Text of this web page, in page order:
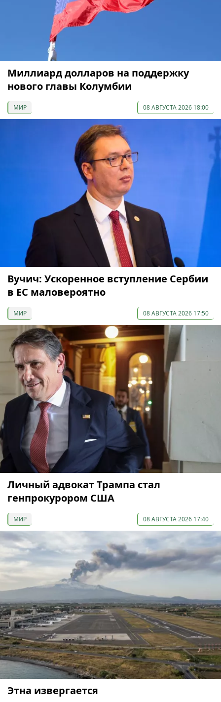
Миллиард долларов на поддержку
нового главы Колумбии
МИР 08 АВГУСТА 2026 18:00
Вучич: Ускоренное вступление Сербии
в ЕС маловероятно
МИР 08 АВГУСТА 2026 17:50
Личный адвокат Трампа стал
генпрокурором США
МИР 08 АВГУСТА 2026 17:40
Этна извергается